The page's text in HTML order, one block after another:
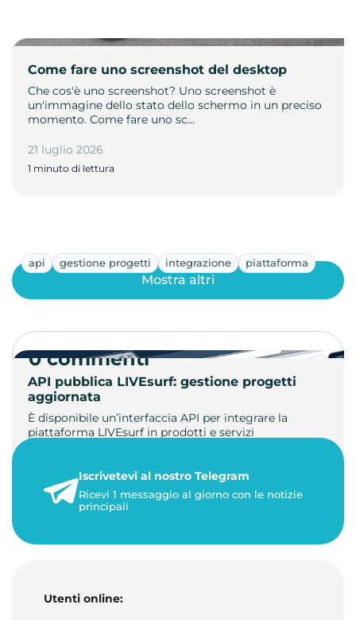
Come fare uno screenshot del desktop
Che cos'è uno screenshot? Uno screenshot è
un'immagine dello stato dello schermo in un preciso
momento. Come fare uno sc…
21 luglio 2026
1 minuto di lettura
api gestione progetti integrazione piattaforma
API pubblica LIVEsurf: gestione progetti
aggiornata
È disponibile un’interfaccia API per integrare la
piattaforma LIVEsurf in prodotti e servizi
23 maggio 2026
1 minuto di lettura
Mostra altri
0 commenti
Iscrivetevi al nostro Telegram
Ricevi 1 messaggio al giorno con le notizie
principali
Utenti online: